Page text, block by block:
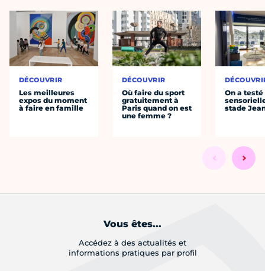
DÉCOUVRIR
Les meilleures
expos du moment
à faire en famille
DÉCOUVRIR
Où faire du sport
gratuitement à
Paris quand on est
une femme ?
On a
stade
Vous êtes...
Accédez à des actualités et
informations pratiques par profil